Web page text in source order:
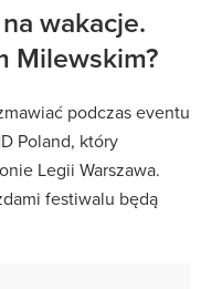
wakacje.
Milewskim?
podczas eventu
Poland, który
Legii Warszawa.
festiwalu będą